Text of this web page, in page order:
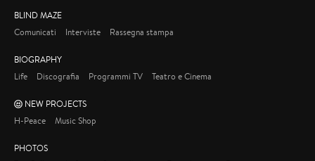
BLIND MAZE
Comunicati
Interviste Rassegna stampa
BIOGRAPHY
Life
Discografia Programmi TV Teatro e Cinema
NEW PROJECTS
H-Peace
Music Shop
PHOTOS